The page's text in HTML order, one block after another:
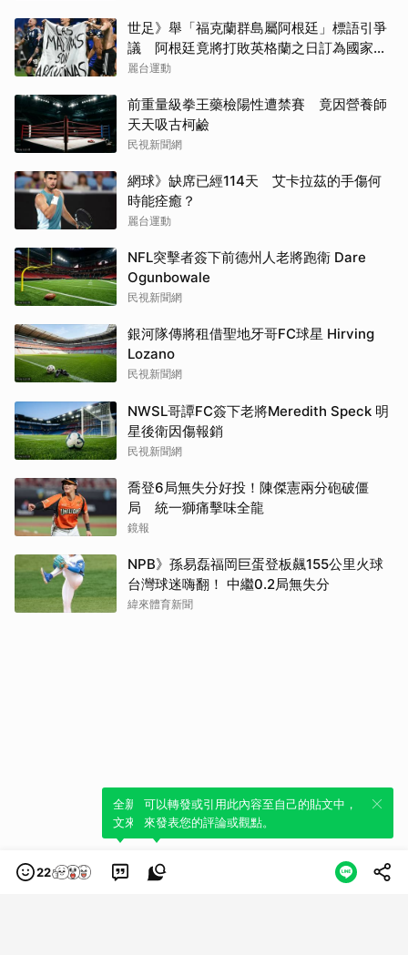
世足》舉「福克蘭群島屬阿根廷」標語引爭
議 阿根廷竟將打敗英格蘭之日訂為國家紀
念日
麗台運動
前重量級拳王藥檢陽性遭禁賽 竟因營養師
天天吸古柯鹼
民視新聞網
網球》缺席已經114天 艾卡拉茲的手傷何
時能痊癒？
麗台運動
NFL突擊者簽下前德州人老將跑衛 Dare
Ogunbowale
民視新聞網
銀河隊傳將租借聖地牙哥FC球星 Hirving
Lozano
民視新聞網
NWSL哥譚FC簽下老將Meredith Speck 明
星後衛因傷報銷
民視新聞網
喬登6局無失分好投！陳傑憲兩分砲破僵
局 統一獅痛擊味全龍
鏡報
NPB》孫易磊福岡巨蛋登板飆155公里火球
台灣球迷嗨翻！ 中繼0.2局無失分
緯來體育新聞
22
全新體驗！一鍵引用此內容，透過發布貼
文來輕鬆表達個人立場。
可以轉發或引用此內容至自己的貼文中，
來發表您的評論或觀點。